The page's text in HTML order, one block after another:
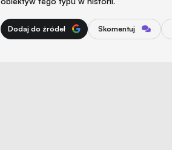
Dodaj do źródeł Skomentuj